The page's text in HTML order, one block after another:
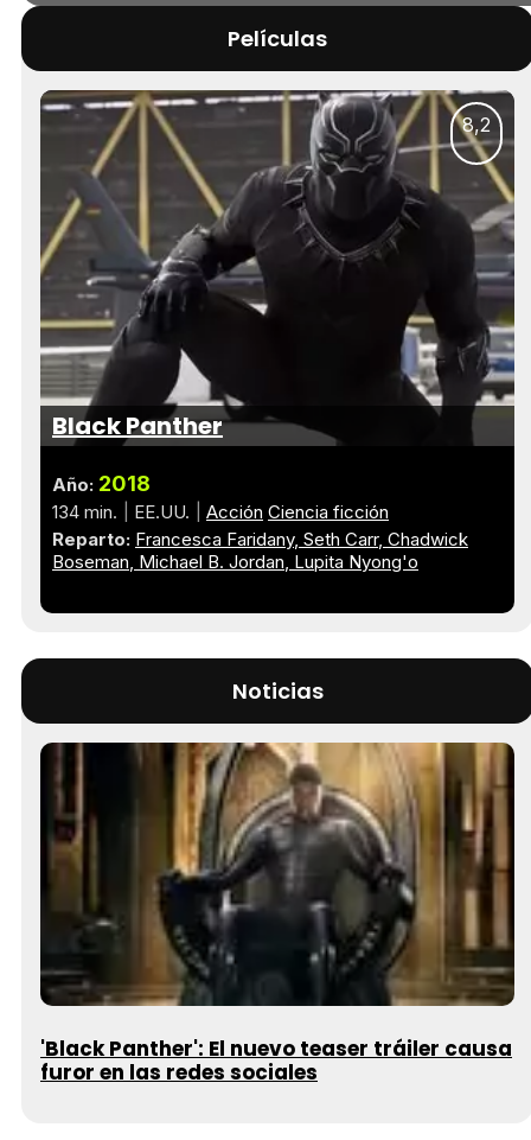
Películas
8,2
Black Panther
Año: 2018
134 min. EE.UU. Acción Ciencia ficción
Reparto: Francesca Faridany Seth Carr Chadwick
Boseman Michael B. Jordan Lupita Nyong'o
Noticias
'Black Panther': El nuevo teaser tráiler causa
furor en las redes sociales